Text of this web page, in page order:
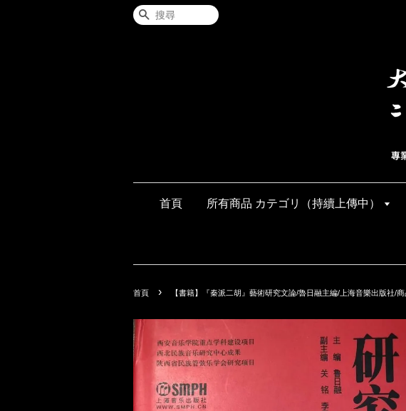
搜尋
首頁 所有商品 カテゴリ（持續上傳中）
首頁 › 【書籍】『秦派二胡』藝術研究文論/魯日融主編/上海音樂出版社/